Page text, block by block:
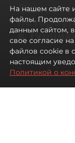
в
Турции без
На нашем сайте
файлы.
данным сайтом,
свое согласие
файлов cookie в
настоящим
Политикой о